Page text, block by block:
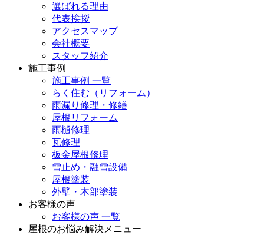
選ばれる理由
代表挨拶
アクセスマップ
会社概要
スタッフ紹介
施工事例
施工事例 一覧
らく住む（リフォーム）
雨漏り修理・修繕
屋根リフォーム
雨樋修理
瓦修理
板金屋根修理
雪止め・融雪設備
屋根塗装
外壁・木部塗装
お客様の声
お客様の声 一覧
屋根のお悩み解決メニュー